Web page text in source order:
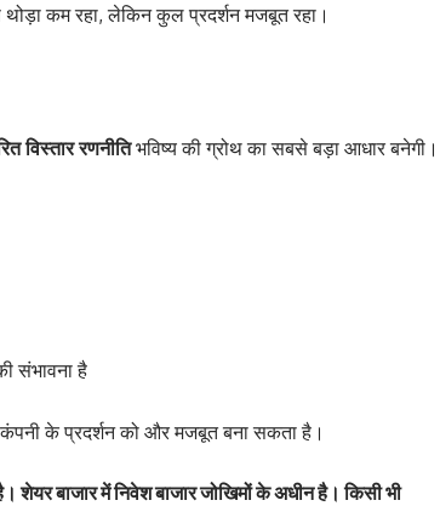
कम रहा, लेकिन कुल प्रदर्शन मजबूत रहा।
विस्तार रणनीतिभविष्य की ग्रोथ का सबसे बड़ा आधार बनेगी।
संभावना है
कंपनी के प्रदर्शन को और मजबूत बना सकता है।
बाजार में निवेश बाजार जोखिमों के अधीन है। किसी भी